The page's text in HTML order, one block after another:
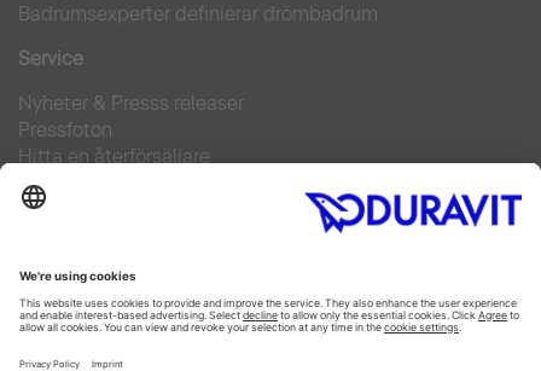
Badrumsexperter definierar drömbadrum
Service
Nyheter & Presss releaser
Pressfoton
Hitta en återförsäljare
FAQs
Facebook
Instagram
Pinterest
Flickr